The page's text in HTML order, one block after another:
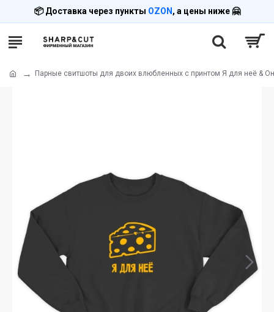
📦 Доставка через пункты OZON , а цены ниже 🤗
Парные свитшоты для двоих влюбленных с принтом Я для неё &